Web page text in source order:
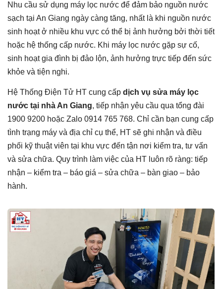
Nhu cầu sử dụng máy lọc nước để đảm bảo nguồn nước
sạch tại An Giang ngày càng tăng, nhất là khi nguồn nước
sinh hoạt ở nhiều khu vực có thể bị ảnh hưởng bởi thời tiết
hoặc hệ thống cấp nước. Khi máy lọc nước gặp sự cố,
sinh hoạt gia đình bị đảo lộn, ảnh hưởng trực tiếp đến sức
khỏe và tiện nghi.
Hệ Thống Điện Tử HT cung cấp dịch vụ sửa máy lọc
nước tại nhà An Giang, tiếp nhận yêu cầu qua tổng đài
1900 9200 hoặc Zalo 0914 765 768. Chỉ cần bạn cung cấp
tình trạng máy và địa chỉ cụ thể, HT sẽ ghi nhận và điều
phối kỹ thuật viên tại khu vực đến tận nơi kiểm tra, tư vấn
và sửa chữa. Quy trình làm việc của HT luôn rõ ràng: tiếp
nhận – kiểm tra – báo giá – sửa chữa – bàn giao – bảo
hành.